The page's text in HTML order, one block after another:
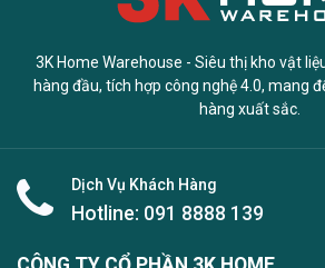
3K Home Warehouse - Siêu thị kho vật
hàng đầu, tích hợp công nghệ 4.0, mang
hàng xuất sắc.
Dịch Vụ Khách Hàng
Hotline: 091 8888 139